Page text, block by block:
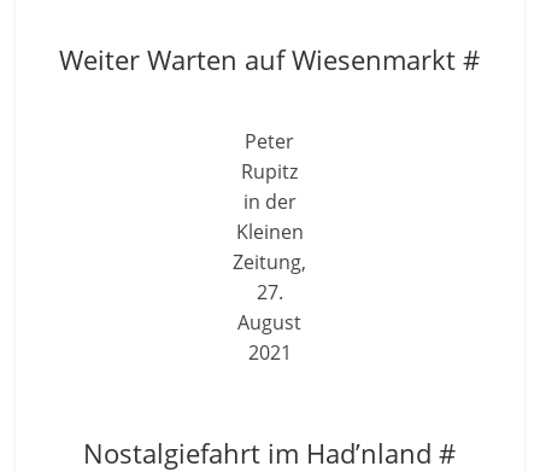
Weiter Warten auf Wiesenmarkt #
Peter
Rupitz
in der
Kleinen
Zeitung,
27.
August
2021
Nostalgiefahrt im Had’nland #